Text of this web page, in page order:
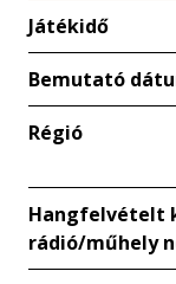
Játékidő
Bemutató
Régió
Hangfelvételt
rádió/műhely